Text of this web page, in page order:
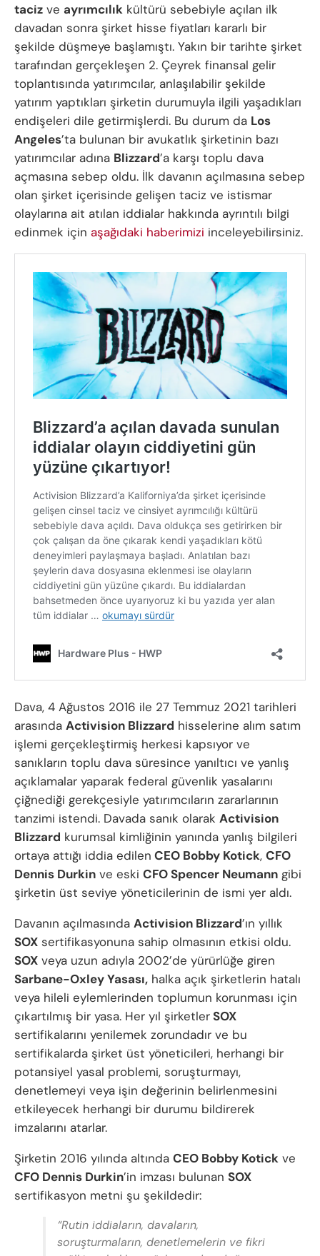
taciz ve ayrımcılık kültürü sebebiyle açılan ilk
davadan sonra şirket hisse fiyatları kararlı bir
şekilde düşmeye başlamıştı. Yakın bir tarihte şirket
tarafından gerçekleşen 2. Çeyrek finansal gelir
toplantısında yatırımcılar, anlaşılabilir şekilde
yatırım yaptıkları şirketin durumuyla ilgili yaşadıkları
endişeleri dile getirmişlerdi. Bu durum da Los
Angeles’ta bulunan bir avukatlık şirketinin bazı
yatırımcılar adına Blizzard’a karşı toplu dava
açmasına sebep oldu. İlk davanın açılmasına sebep
olan şirket içerisinde gelişen taciz ve istismar
olaylarına ait atılan iddialar hakkında ayrıntılı bilgi
edinmek için aşağıdaki haberimizi inceleyebilirsiniz.
Dava, 4 Ağustos 2016 ile 27 Temmuz 2021 tarihleri
arasında Activision Blizzard hisselerine alım satım
işlemi gerçekleştirmiş herkesi kapsıyor ve
sanıkların toplu dava süresince yanıltıcı ve yanlış
açıklamalar yaparak federal güvenlik yasalarını
çiğnediği gerekçesiyle yatırımcıların zararlarının
tanzimi istendi. Davada sanık olarak Activision
Blizzard kurumsal kimliğinin yanında yanlış bilgileri
ortaya attığı iddia edilen CEO Bobby Kotick, CFO
Dennis Durkin ve eski CFO Spencer Neumann gibi
şirketin üst seviye yöneticilerinin de ismi yer aldı.
Davanın açılmasında Activision Blizzard’ın yıllık
SOX sertifikasyonuna sahip olmasının etkisi oldu.
SOX veya uzun adıyla 2002’de yürürlüğe giren
Sarbane-Oxley Yasası, halka açık şirketlerin hatalı
veya hileli eylemlerinden toplumun korunması için
çıkartılmış bir yasa. Her yıl şirketlerSOX
sertifikalarını yenilemek zorundadır ve bu
sertifikalarda şirket üst yöneticileri, herhangi bir
potansiyel yasal problemi, soruşturmayı,
denetlemeyi veya işin değerinin belirlenmesini
etkileyecek herhangi bir durumu bildirerek
imzalarını atarlar.
Şirketin 2016 yılında altında CEO Bobby Kotick ve
CFO Dennis Durkin’in imzası bulunan SOX
sertifikasyon metni şu şekildedir:
“Rutin iddiaların, davaların,
soruşturmaların, denetlemelerin ve fikri